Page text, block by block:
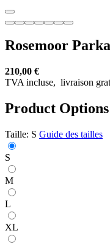
Rosemoor
210,00 €
TVA incluse, livraison
Product
Taille: S Guide des tailles
S
M
L
XL